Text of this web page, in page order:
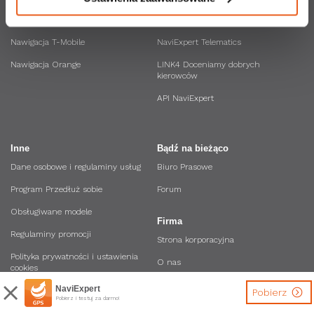
NaviExpert
Pobierz i testuj za darmo!
Pobierz
Nawigacja T-Mobile
Nawigacja Orange
NaviExpert Telematics
LINK4 Doceniamy dobrych
kierowców
API NaviExpert
Bądź na bieżąco
Biuro Prasowe
Forum
Firma
Strona korporacyjna
O nas
Inne
Dane osobowe i regulaminy usług
Program Przedłuż sobie
Obsługiwane modele
Regulaminy promocji
Polityka prywatności i ustawienia
cookies
Zostań Ambasadorem NaviExpert